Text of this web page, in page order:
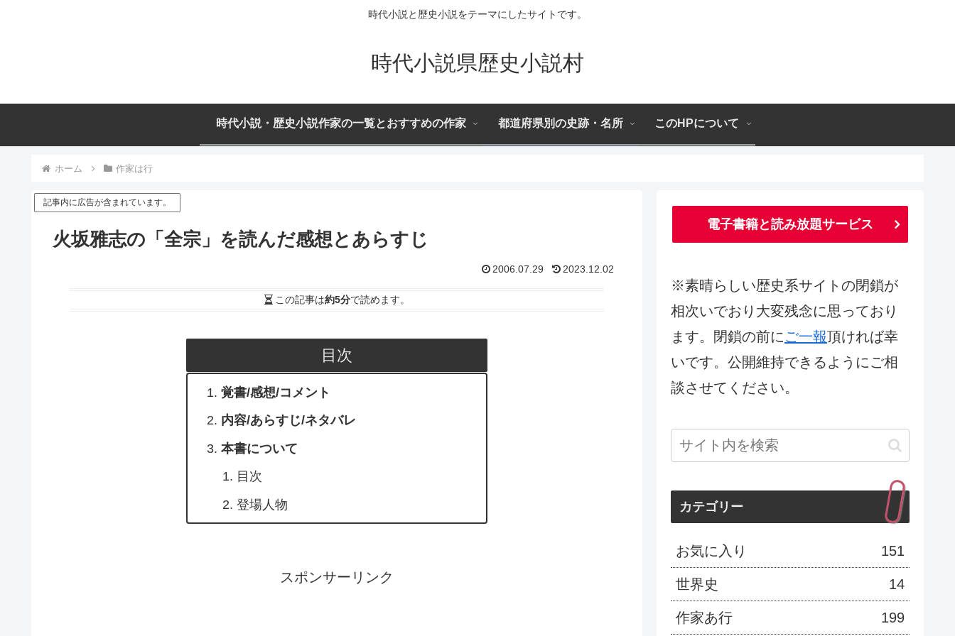
時代小説と歴史小説をテーマにしたサイトです。
時代小説県歴史小説村
時代小説・歴史小説作家の一覧とおすすめの作家 都道府県別の史跡・名所 このHPについて
ホーム 作家は行
記事内に広告が含まれています。
火坂雅志の「全宗」を読んだ感想とあらすじ
2006.07.29 2023.12.02
この記事は約5分で読めます。
目次
覚書/感想/コメント
内容/あらすじ/ネタバレ
本書について
目次
登場人物
スポンサーリンク
電子書籍と読み放題サービス
※素晴らしい歴史系サイトの閉鎖が
相次いでおり大変残念に思っており
ます。閉鎖の前にご一報頂ければ幸
いです。公開維持できるようにご相
談させてください。
カテゴリー
お気に入り 151
世界史 14
作家あ行 199